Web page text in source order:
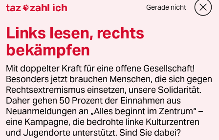
Downloads für Abonnierende
© 2026 taz Verlags und Vertriebs GmbH
Alle Rechte vorbehalten. Bei rechtlichen Fragen oder für Genehmigungen
wenden Sie sich bitte an lizenzen@taz.de
Feedback Redaktionsstatut Kommune-Richtlinien
Leitlinie Informant Datenschutz Impressum AGB
taz zahl ich Gerade nicht
Links lesen, rechts
bekämpfen
Mit doppelter Kraft für eine offene Gesellschaft!
Besonders jetzt brauchen Menschen, die sich gegen
Rechtsextremismus einsetzen, unsere Solidarität.
Daher gehen 50 Prozent der Einnahmen aus
Neuanmeldungen an „Alles beginnt im Zentrum“ –
eine Kampagne, die bedrohte linke Kulturzentren
und Jugendorte unterstützt. Sind Sie dabei?